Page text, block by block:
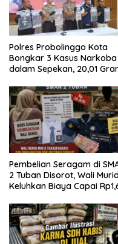
Polres Probolinggo Kota
Bongkar 3 Kasus Narkoba
dalam Sepekan, 20,01
Pembelian Seragam di
2 Tuban Disorot, Wali
Keluhkan Biaya Capai